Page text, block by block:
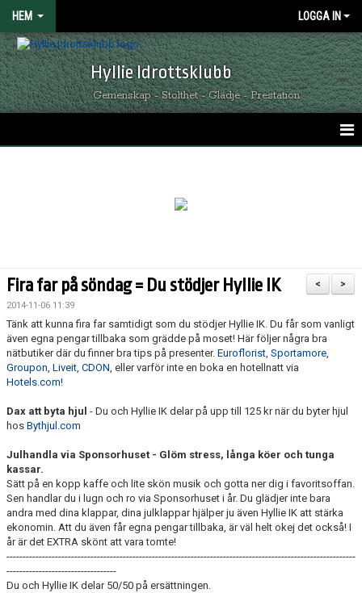
HEM LOGGA IN
Hyllie Idrottsklubb
Gemenskap - Stolthet - Glädje - Prestation
OM HYLLIE IK
KONTAKT
KIOSKEN
SPONSORER
FÖR BESÖKARE
MEDLEMSKAP
>
<
Fira far på söndag = Du stödjer Hyllie IK
2014-11-06 11:39
Tänk att kunna fira far samtidigt som du stödjer Hyllie IK. Du får som vanligt
även egna pengar tillbaka som grädde på moset! Här följer några bra
nätbutiker där du finner bra tips på presenter. Euroflorist, Sportamore,
Groupon, Liveit, CDON, eller varför inte en boka en hotellnatt via
Hotels.com!
Dax att byta hjul - Du och Hyllie IK delar på upp till 125 kr när du byter hjul
hos Bythjul.com
Julhandla via Sponsorhuset - Glöm stress, långa köer och tunga
kassar.
Sätt på en kopp kaffe och lite skön musik och gotta ner dig i favoritsoffan.
Sen handlar du i lugn och ro via Sponsorhuset i år. Du glädjer inte bara
andra med dina klappar, dina julklappar hjälper ju även Hyllie IK att stärka
ekonomin. Att du även får egna pengar tillbaka, är väl helt okej det också! I
år är det EXTRA skönt att vara tomte!
------------------------------------------------------------------------------------------------------------
----------------------------------
Du och Hyllie IK delar 50/50 på ersättningen.